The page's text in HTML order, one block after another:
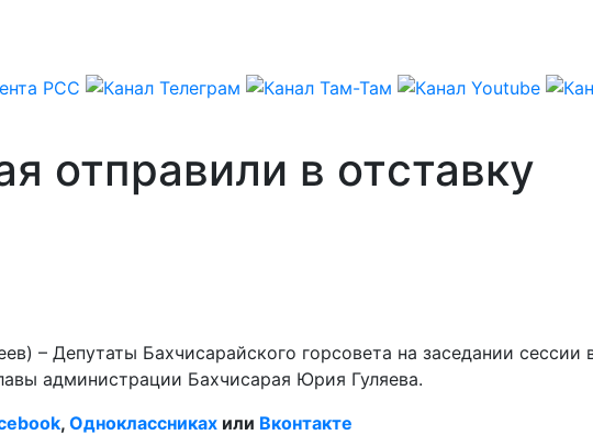
отправили в отcтавку
– Депутаты Бахчисарайского горсовета на заседании сессии
администрации Бахчисарая Юрия Гуляева.
, Одноклассниках или Вконтакте